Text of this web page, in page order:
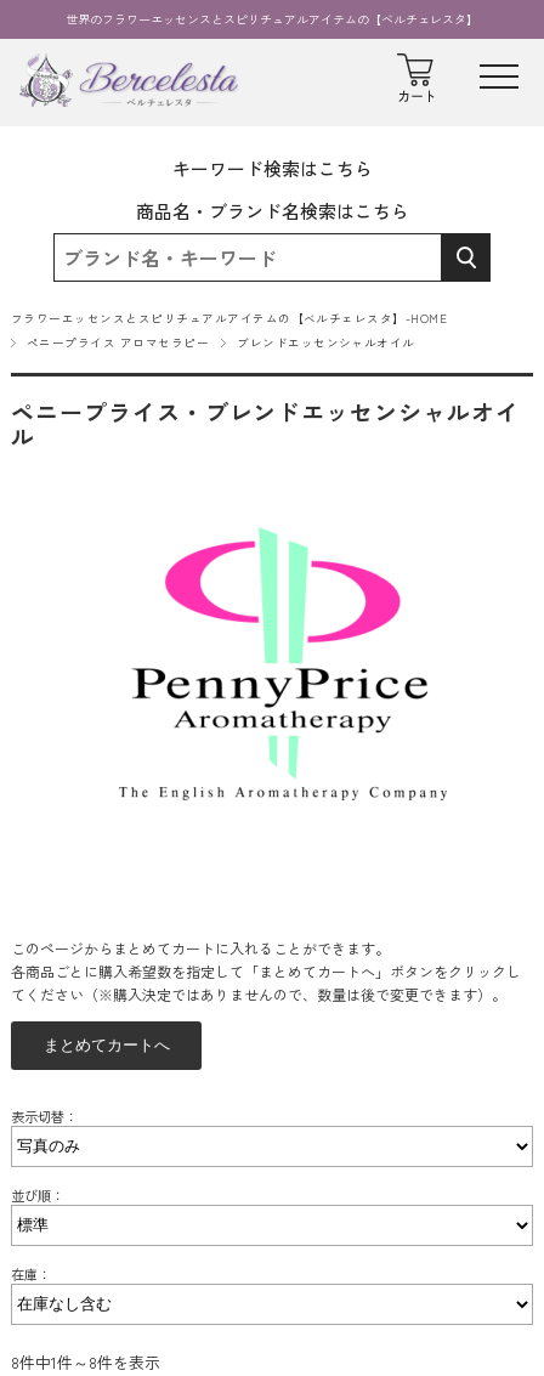
世界のフラワーエッセンスとスピリチュアルアイテムの【ベルチェレスタ】
キーワード検索はこちら
商品名・ブランド名検索はこちら
フラワーエッセンスとスピリチュアルアイテムの【ベルチェレスタ】-HOME
ペニープライス アロマセラピー
ブレンドエッセンシャルオイル
ペニープライス・ブレンドエッセンシャルオイ
ル
このページからまとめてカートに入れることができます。
各商品ごとに購入希望数を指定して「まとめてカートへ」ボタンをクリックし
てください（※購入決定ではありませんので、数量は後で変更できます）。
表示切替：
並び順：
在庫：
8件中1件～8件を表示